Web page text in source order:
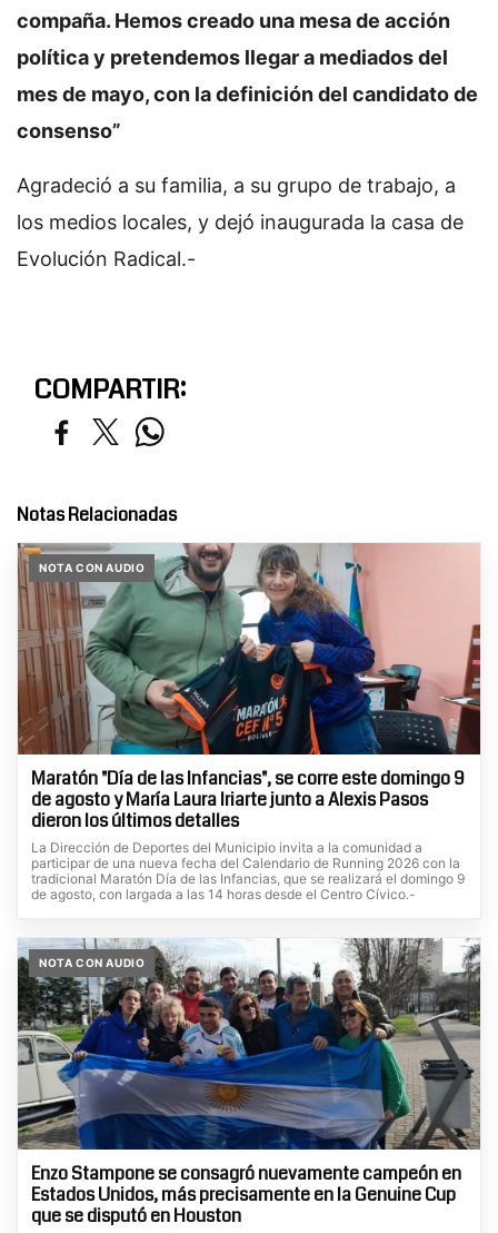
compaña. Hemos creado una mesa de acción
política y pretendemos llegar a mediados del
mes de mayo, con la definición del candidato de
consenso”
Agradeció a su familia, a su grupo de trabajo, a
los medios locales, y dejó inaugurada la casa de
Evolución Radical.-
COMPARTIR:
Notas Relacionadas
NOTA CON AUDIO
Maratón "Día de las Infancias", se corre este domingo 9
de agosto y María Laura Iriarte junto a Alexis Pasos
dieron los últimos detalles
La Dirección de Deportes del Municipio invita a la comunidad a
participar de una nueva fecha del Calendario de Running 2026 con la
tradicional Maratón Día de las Infancias, que se realizará el domingo 9
de agosto, con largada a las 14 horas desde el Centro Cívico.-
NOTA CON AUDIO
Enzo Stampone se consagró nuevamente campeón en
Estados Unidos, más precisamente en la Genuine Cup
que se disputó en Houston